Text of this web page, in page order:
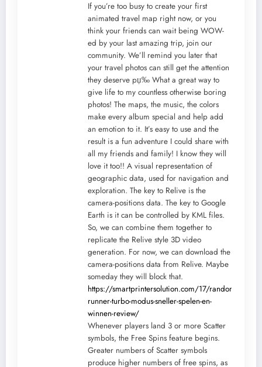
If you’re too busy to create your first
animated travel map right now, or you
think your friends can wait being WOW-
ed by your last amazing trip, join our
community. We’ll remind you later that
your travel photos can still get the attention
they deserve рџ‰ What a great way to
give life to my countless otherwise boring
photos! The maps, the music, the colors
make every album special and help add
an emotion to it. It’s easy to use and the
result is a fun adventure I could share with
all my friends and family! I know they will
love it too!! A visual representation of
geographic data, used for navigation and
exploration. The key to Relive is the
camera-positions data. The key to Google
Earth is it can be controlled by KML files.
So, we can combine them together to
replicate the Relive style 3D video
generation. For now, we can download the
camera-positions data from Relive. Maybe
someday they will block that.
https://smartprintersolution.com/17/random-
runner-turbo-modus-sneller-spelen-en-
winnen-review/
Whenever players land 3 or more Scatter
symbols, the Free Spins feature begins.
Greater numbers of Scatter symbols
produce higher numbers of free spins, as